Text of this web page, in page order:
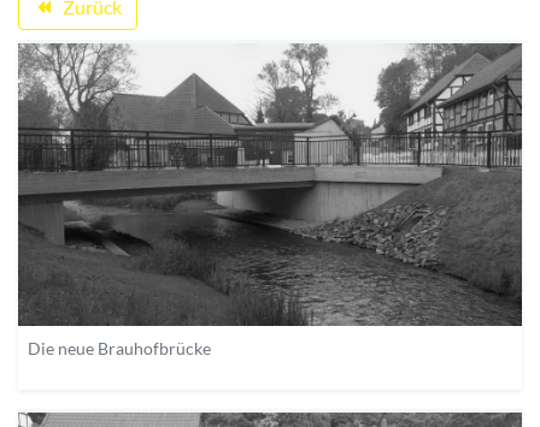
backward Zurück
Die neue Brauhofbrücke